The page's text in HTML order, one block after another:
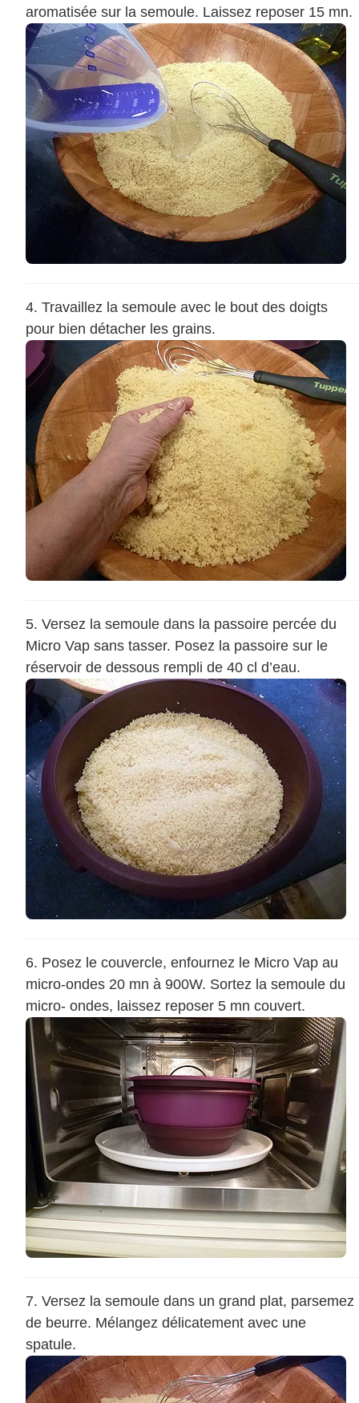
aromatisée sur la semoule. Laissez reposer 15 mn.
Travaillez la semoule avec le bout des doigts
pour bien détacher les grains.
Versez la semoule dans la passoire percée du
Micro Vap sans tasser. Posez la passoire sur le
réservoir de dessous rempli de 40 cl d’eau.
Posez le couvercle, enfournez le Micro Vap au
micro-ondes 20 mn à 900W. Sortez la semoule du
micro- ondes, laissez reposer 5 mn couvert.
Versez la semoule dans un grand plat, parsemez
de beurre. Mélangez délicatement avec une
spatule.